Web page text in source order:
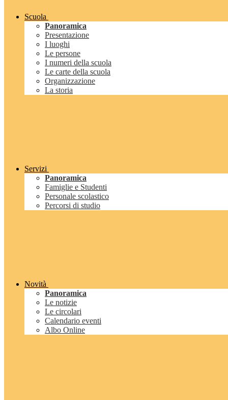
Scuola
Panoramica
Presentazione
I luoghi
Le persone
I numeri della scuola
Le carte della scuola
Organizzazione
La storia
Servizi
Panoramica
Famiglie e Studenti
Personale scolastico
Percorsi di studio
Novità
Panoramica
Le notizie
Le circolari
Calendario eventi
Albo Online